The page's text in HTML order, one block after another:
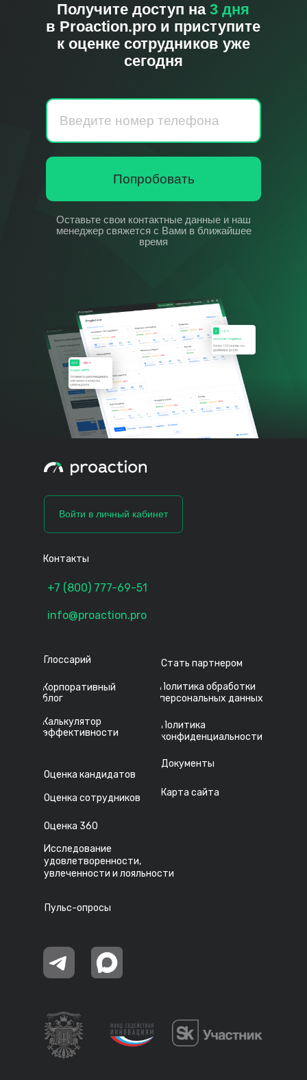
Получите доступ на 3 дня
в Proaction.pro и приступите
к оценке сотрудников уже
сегодня
Оставьте свои контактные данные и наш
менеджер свяжется с Вами в ближайшее
время
Попробовать
Войти в личный кабинет
Оценка кандидатов
Политика
конфиденциальности
Документы
Карта сайта
Оценка сотрудников
Стать партнером
Оценка 360
Исследование
удовлетворенности,
увлеченности и лояльности
Пульс-опросы
Корпоративный
блог
Калькулятор
эффективности
+7 (800) 777-69-51
info@proaction.pro
Политика обработки
персональных данных
Глоссарий
Контакты